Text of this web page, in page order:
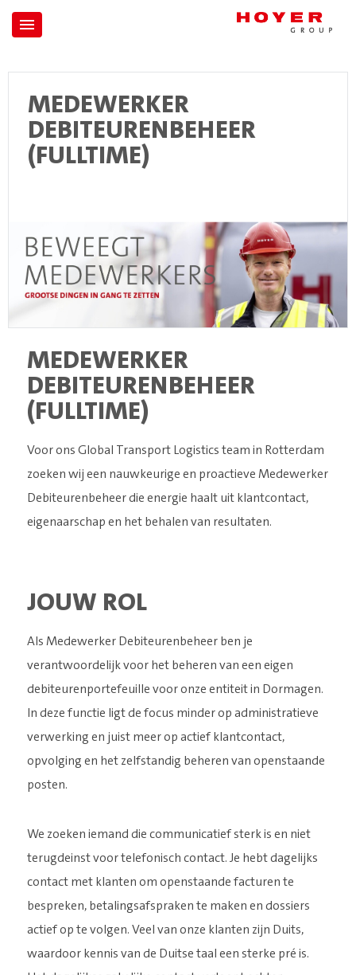
MEDEWERKER
DEBITEURENBEHEER
(FULLTIME)
Brengt logistiek wereldwijd in beweging. Zonder de
werkplaats te verlaten.
MEDEWERKER
DEBITEURENBEHEER
(FULLTIME)
Voor ons Global Transport Logistics team in Rotterdam
zoeken wij een nauwkeurige en proactieve Medewerker
Debiteurenbeheer die energie haalt uit klantcontact,
eigenaarschap en het behalen van resultaten.
JOUW ROL
Als Medewerker Debiteurenbeheer ben je
verantwoordelijk voor het beheren van een eigen
debiteurenportefeuille voor onze entiteit in Dormagen.
In deze functie ligt de focus minder op administratieve
verwerking en juist meer op actief klantcontact,
opvolging en het zelfstandig beheren van openstaande
posten.
We zoeken iemand die communicatief sterk is en niet
terugdeinst voor telefonisch contact. Je hebt dagelijks
contact met klanten om openstaande facturen te
bespreken, betalingsafspraken te maken en dossiers
actief op te volgen. Veel van onze klanten zijn Duits,
waardoor kennis van de Duitse taal een sterke pré is.